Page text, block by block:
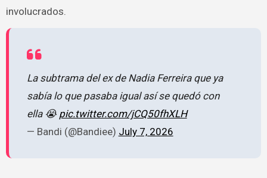
involucrados.
La subtrama del ex de Nadia Ferreira que ya
sabía lo que pasaba igual así se quedó con
ella 😭 pic.twitter.com/jCQ50fhXLH
— Bandi (@Bandiee) July 7, 2026